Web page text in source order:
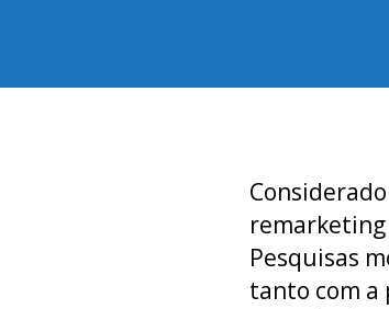
remarketing
Pesquisas
tanto com a